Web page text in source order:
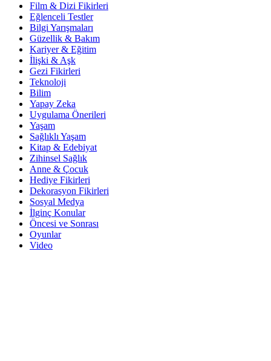
Film & Dizi Fikirleri
Eğlenceli Testler
Bilgi Yarışmaları
Güzellik & Bakım
Kariyer & Eğitim
İlişki & Aşk
Gezi Fikirleri
Teknoloji
Bilim
Yapay Zeka
Uygulama Önerileri
Yaşam
Sağlıklı Yaşam
Kitap & Edebiyat
Zihinsel Sağlık
Anne & Çocuk
Hediye Fikirleri
Dekorasyon Fikirleri
Sosyal Medya
İlginç Konular
Öncesi ve Sonrası
Oyunlar
Video